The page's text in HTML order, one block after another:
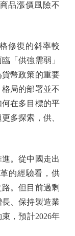
品漲價風險不
修復的斜率較
「供強需弱」
幣政策的重要
局的部署並不
在多目標的平
多探索，供、
。從中國走出
的經驗看，供
。但目前過剩
、保持製造業
，預計2026年